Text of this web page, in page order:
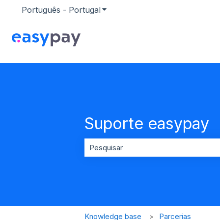
Português - PortugalMostrar submenu para
Suporte easypay
Knowledge base Parcerias